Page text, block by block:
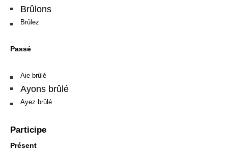
Brûlons
Brûlez
Passé
Aie brûlé
Ayons brûlé
Ayez brûlé
Participe
Présent